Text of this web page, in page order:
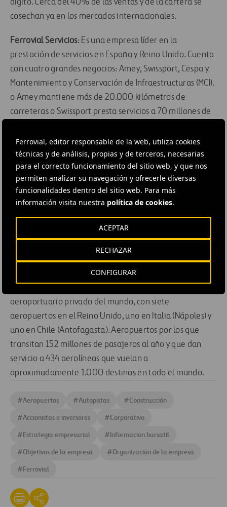
Ferrovial, editor responsable de la web, utiliza cookies
técnicas y de análisis, propias y de terceros, necesarias
para el correcto funcionamiento del sitio web, y que nos
permiten analizar su navegación y ofrecerle diversas
funcionalidades dentro del sitio web. Para más
información visita nuestra política de cookies.
CONFIGURAR
RECHAZAR
ACEPTAR
dígito. Cerca del 40% de las ventas y de la cartera se
cosechan ya en los mercados internacionales.
Ferrovial Servicios: Es una empresa líder en la
prestación de servicios en España y Reino Unido. Cuenta
con cuatro grandes negocios: Amey, Swissport, Cespa y
Mantenimiento y Conservación de Infraestructuras (MCI).
o Amey mantiene más de 20.000 kilómetros de
carreteras o Swissport presta servicios a 70 millones de
de más de 6 millones de personas o MCI mantiene cerca
de 3.000 edificios y 6.000 Kilómetros de carreteras.
Cintra: La compañía cuenta con aproximadamente
16.000 millones de euros en activos consolidados y una
cartera de 23 concesiones repartidas entre España,
Canadá, Polonia, Estados Unidos, Portugal, Irlanda,
de autopistas con un periodo medio de la concesión de
70 años.
aeroportuario privado del mundo, con siete
aeropuertos en el Reino Unido, uno en Italia (Nápoles) y
uno en Chile (Antofagasta). Aeropuertos por los que
transitan 152 millones de pasajeros al año y que dan
servicio a 434 aerolíneas que vuelan a
aproximadamente 1.000 destinos en todo el mundo.
#Aeropuertos #Autopistas #Construcción
#Accionistas e inversores #Corporativo
#Estrategia empresarial #Informacion bursatil
#Objetivos de la empresa #Organización de la empresa
#Ferrovial